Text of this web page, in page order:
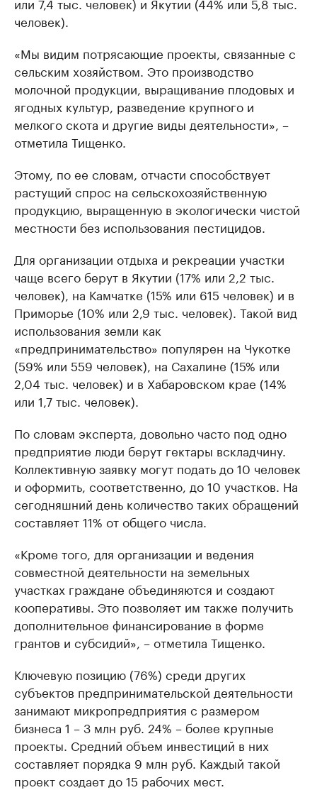
человек).
«Мы видим потрясающие проекты, связанные с
сельским хозяйством. Это производство
молочной продукции, выращивание плодовых и
ягодных культур, разведение крупного и
мелкого скота и другие виды деятельности», –
отметила Тищенко.
Этому, по ее словам, отчасти способствует
растущий спрос на сельскохозяйственную
продукцию, выращенную в экологически чистой
местности без использования пестицидов.
Для организации отдыха и рекреации участки
чаще всего берут в Якутии (17% или 2,2 тыс.
человек), на Камчатке (15% или 615 человек) и в
Приморье (10% или 2,9 тыс. человек). Такой вид
использования земли как
«предпринимательство» популярен на Чукотке
(59% или 559 человек), на Сахалине (15% или
2,04 тыс. человек) и в Хабаровском крае (14%
или 1,7 тыс. человек).
По словам эксперта, довольно часто под одно
предприятие люди берут гектары вскладчину.
Коллективную заявку могут подать до 10 человек
и оформить, соответственно, до 10 участков. На
сегодняшний день количество таких обращений
составляет 11% от общего числа.
«Кроме того, для организации и ведения
совместной деятельности на земельных
участках граждане объединяются и создают
кооперативы. Это позволяет им также получить
дополнительное финансирование в форме
грантов и субсидий», – отметила Тищенко.
Ключевую позицию (76%) среди других
субъектов предпринимательской деятельности
занимают микропредприятия с размером
бизнеса 1 – 3 млн руб. 24% – более крупные
проекты. Средний объем инвестиций в них
составляет порядка 9 млн руб. Каждый такой
проект создает до 15 рабочих мест.